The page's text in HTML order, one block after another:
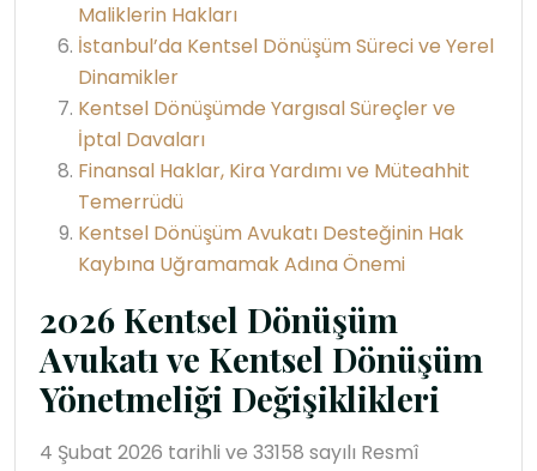
Maliklerin Hakları
İstanbul’da Kentsel Dönüşüm Süreci ve Yerel
Dinamikler
Kentsel Dönüşümde Yargısal Süreçler ve
İptal Davaları
Finansal Haklar, Kira Yardımı ve Müteahhit
Temerrüdü
Kentsel Dönüşüm Avukatı Desteğinin Hak
Kaybına Uğramamak Adına Önemi
2026 Kentsel Dönüşüm
Avukatı ve Kentsel Dönüşüm
Yönetmeliği Değişiklikleri
4 Şubat 2026 tarihli ve 33158 sayılı Resmî